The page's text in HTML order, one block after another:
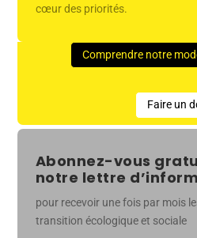
cœur des priorités.
Comprendre notre
Faire un
Abonnez-vous
notre lettre
pour recevoir une fois par mois
transition écologique et sociale